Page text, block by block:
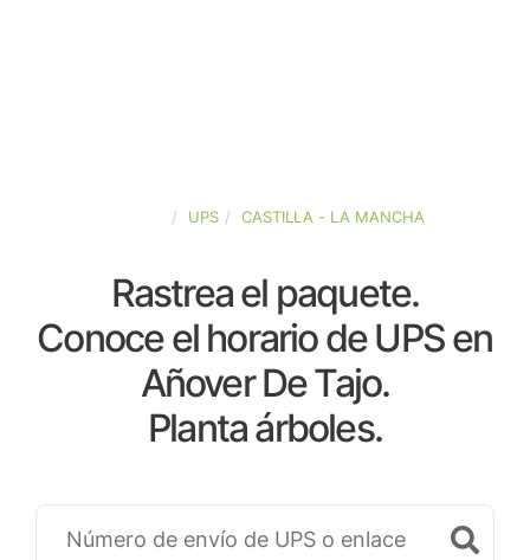
UPS CASTILLA - LA MANCHA
Rastrea el paquete.
Conoce el horario de UPS en
Añover De Tajo.
Planta árboles.